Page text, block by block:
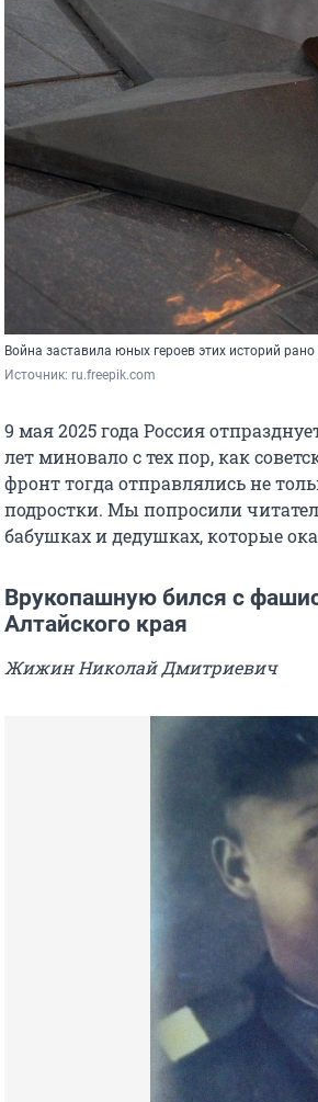
Война заставила юных героев этих историй рано
Источник: ru.freepik.com
9 мая 2025 года Россия
лет миновало с тех пор, как
фронт тогда отправлялись не
подростки. Мы попросили
бабушках и дедушках, которые
Врукопашную бился с
Алтайского края
Жижин Николай Дмитриевич